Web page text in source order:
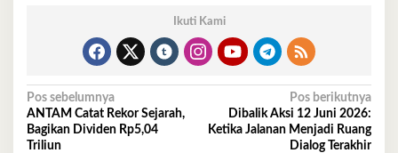
Ikuti Kami
Navigasi
pos
Pos sebelumnya
ANTAM Catat Rekor Sejarah,
Bagikan Dividen Rp5,04
Triliun
Pos berikutnya
Dibalik Aksi 12 Juni 2026:
Ketika Jalanan Menjadi Ruang
Dialog Terakhir